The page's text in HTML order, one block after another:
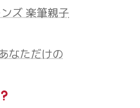
ズ 楽筆親子
なただけの